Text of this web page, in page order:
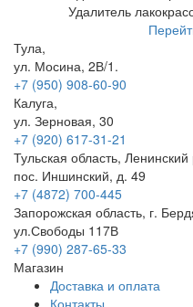
Удалитель
Тула,
ул. Мосина, 2В/1.
+7 (950) 908-60-90
Калуга,
ул. Зерновая, 30
+7 (920) 617-31-21
Тульская область,
пос. Иншинский, д. 49
+7 (4872) 700-445
Запорожская область, г.
ул.Свободы 117В
+7 (990) 287-65-33
Магазин
Доставка и оплата
Контакты